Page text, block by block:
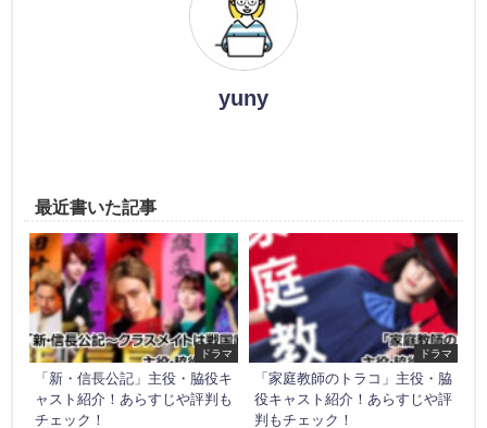
yuny
最近書いた記事
ドラマ
「新・信長公記」主役・脇役キ
ャスト紹介！あらすじや評判も
チェック！
ドラマ
「家庭教師のトラコ」主役・脇
役キャスト紹介！あらすじや評
判もチェック！